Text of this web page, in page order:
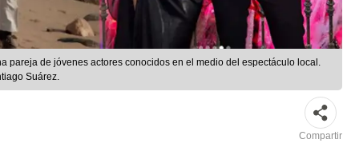
pareja de jóvenes actores conocidos en el medio del espectáculo local.
Suárez.
Compartir